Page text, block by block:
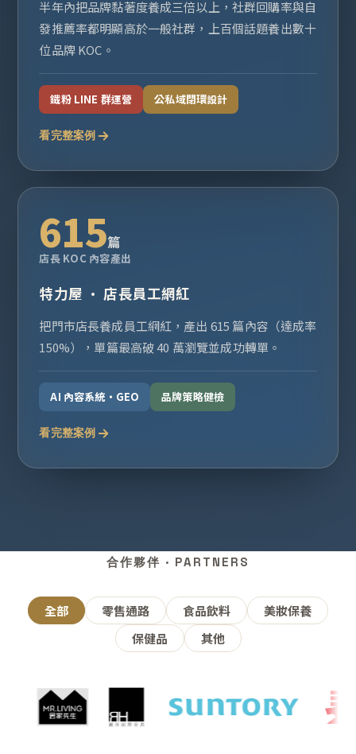
半年內把品牌黏著度養成三倍以上，社群回購率與自
發推薦率都明顯高於一般社群，上百個話題養出數十
位品牌 KOC。
鐵粉 LINE 群運營 公私域閉環設計
看完整案例
615篇
店長 KOC 內容產出
特力屋 · 店長員工網紅
把門市店長養成員工網紅，產出 615 篇內容（達成率
150%），單篇最高破 40 萬瀏覽並成功轉單。
AI 內容系統・GEO 品牌策略健檢
看完整案例
合作夥伴 · PARTNERS
全部 零售通路 食品飲料
美妝保養
保健品
其他